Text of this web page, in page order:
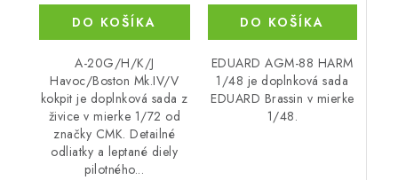
DO KOŠÍKA
A-20G/H/K/J
Havoc/Boston Mk.IV/V
kokpit je doplnková sada z
živice v mierke 1/72 od
značky CMK. Detailné
odliatky a leptané diely
pilotného...
DO KOŠÍKA
EDUARD AGM-88 HARM
1/48 je doplnková sada
EDUARD Brassin v mierke
1/48.